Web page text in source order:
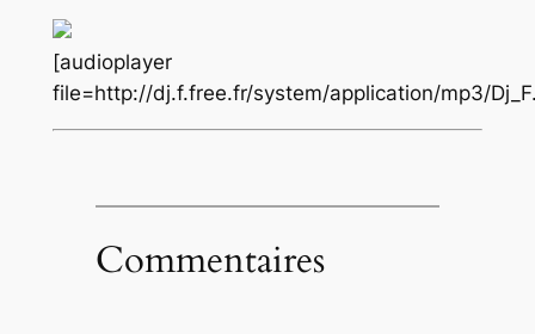
[audioplayer
file=http://dj.f.free.fr/system/application/mp3/
Commentaires